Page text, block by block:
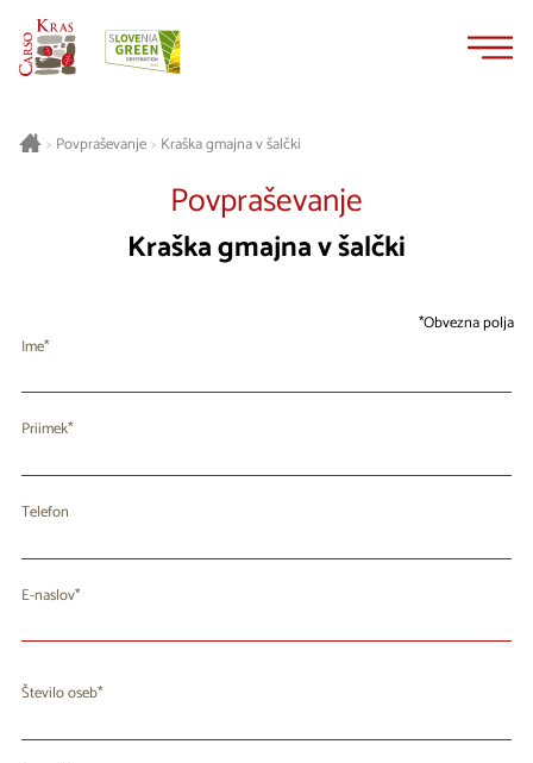
> Povpraševanje> Kraška gmajna v šalčki
Povpraševanje
Kraška gmajna v šalčki
Obvezna polja
Ime
Priimek
Telefon
E-naslov
Število oseb